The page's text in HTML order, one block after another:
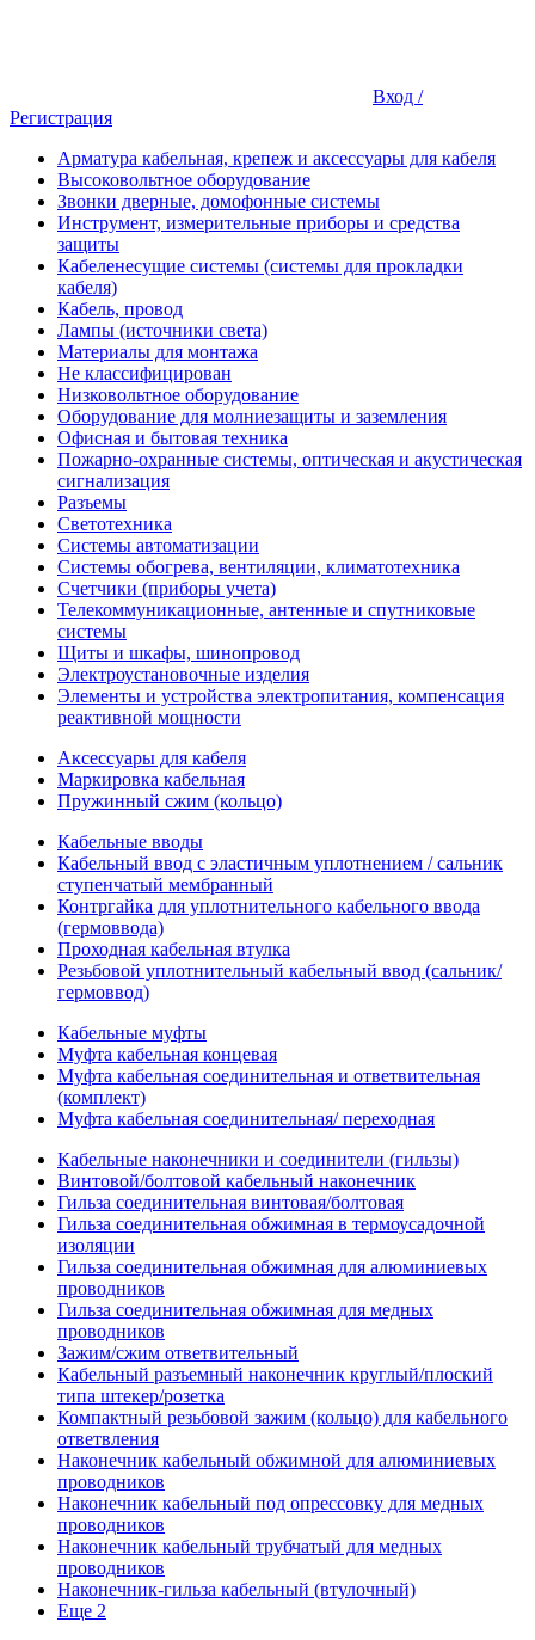
Вход /
Регистрация
Арматура кабельная, крепеж и аксессуары для кабеля
Высоковольтное оборудование
Звонки дверные, домофонные системы
Инструмент, измерительные приборы и средства
защиты
Кабеленесущие системы (системы для прокладки
кабеля)
Кабель, провод
Лампы (источники света)
Материалы для монтажа
Не классифицирован
Низковольтное оборудование
Оборудование для молниезащиты и заземления
Офисная и бытовая техника
Пожарно-охранные системы, оптическая и акустическая
сигнализация
Разъемы
Светотехника
Системы автоматизации
Системы обогрева, вентиляции, климатотехника
Счетчики (приборы учета)
Телекоммуникационные, антенные и спутниковые
системы
Щиты и шкафы, шинопровод
Электроустановочные изделия
Элементы и устройства электропитания, компенсация
реактивной мощности
Аксессуары для кабеля
Маркировка кабельная
Пружинный сжим (кольцо)
Кабельные вводы
Кабельный ввод с эластичным уплотнением / сальник
ступенчатый мембранный
Контргайка для уплотнительного кабельного ввода
(гермоввода)
Проходная кабельная втулка
Резьбовой уплотнительный кабельный ввод (сальник/
гермоввод)
Кабельные муфты
Муфта кабельная концевая
Муфта кабельная соединительная и ответвительная
(комплект)
Муфта кабельная соединительная/ переходная
Кабельные наконечники и соединители (гильзы)
Винтовой/болтовой кабельный наконечник
Гильза соединительная винтовая/болтовая
Гильза соединительная обжимная в термоусадочной
изоляции
Гильза соединительная обжимная для алюминиевых
проводников
Гильза соединительная обжимная для медных
проводников
Зажим/сжим ответвительный
Кабельный разъемный наконечник круглый/плоский
типа штекер/розетка
Компактный резьбовой зажим (кольцо) для кабельного
ответвления
Наконечник кабельный обжимной для алюминиевых
проводников
Наконечник кабельный под опрессовку для медных
проводников
Наконечник кабельный трубчатый для медных
проводников
Наконечник-гильза кабельный (втулочный)
Еще 2